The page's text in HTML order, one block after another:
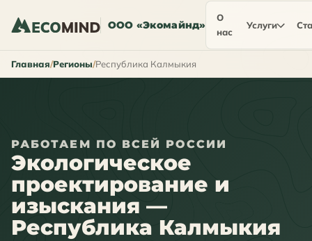
ООО «Экомайнд»
О
нас
Услуги
Главная Регионы Республика Калмыкия
РАБОТАЕМ ПО ВСЕЙ РОССИИ
Экологическое
проектирование и
изыскания —
Республика Калмыкия